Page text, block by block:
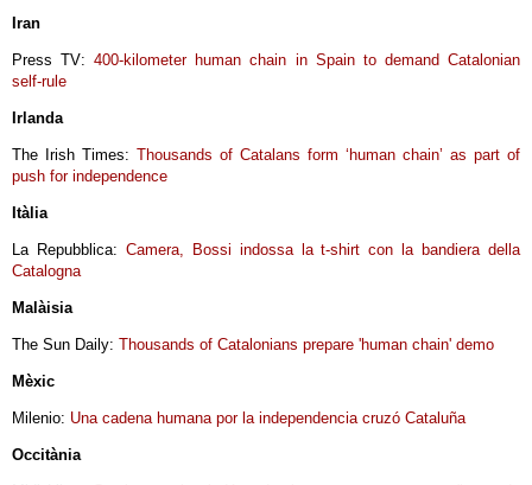
Iran
Press TV:400-kilometer human chain in Spain to demand Catalonian
self-rule
Irlanda
The Irish Times: Thousands of Catalans form ‘human chain’ as part of
push for independence
Itàlia
La Repubblica: Camera, Bossi indossa la t-shirt con la bandiera della
Catalogna
Malàisia
The Sun Daily: Thousands of Catalonians prepare 'human chain' demo
Mèxic
Milenio: Una cadena humana por la independencia cruzó Cataluña
Occitània